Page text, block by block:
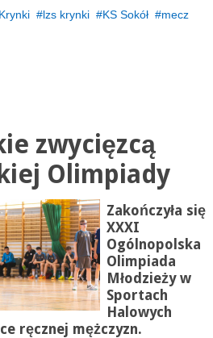
lzs krynki KS Sokół
mecz
zwycięzcą
Olimpiady
Zakończyła się
XXXI
Ogólnopolska
Olimpiada
Młodzieży w
Sportach
Halowych
ręcznej mężczyzn.